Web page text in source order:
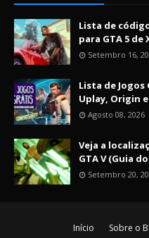
Lista de
para GTA 5 de
Setembro 16,
Lista de Jogos
Uplay, Origin
Agosto 08, 2026
Veja a
GTA V (Guia
Setembro 20,
Início Sobre o